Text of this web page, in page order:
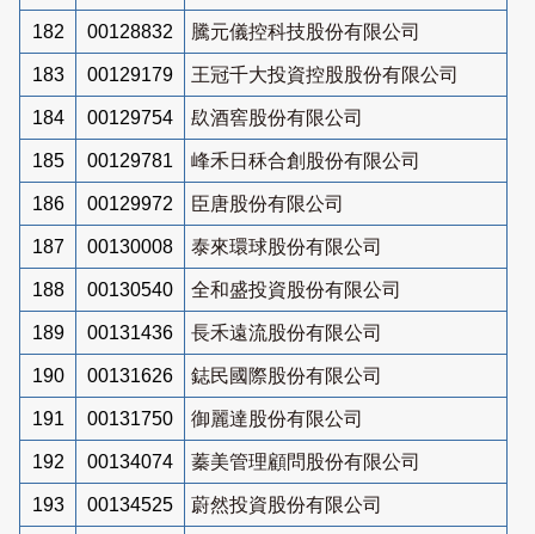
182 00128832 騰元儀控科技股份有限公司
183 00129179 王冠千大投資控股股份有限公司
184 00129754 镹酒窖股份有限公司
185 00129781 峰禾日秝合創股份有限公司
186 00129972 臣唐股份有限公司
187 00130008 泰來環球股份有限公司
188 00130540 全和盛投資股份有限公司
189 00131436 長禾遠流股份有限公司
190 00131626 鋕民國際股份有限公司
191 00131750 御麗達股份有限公司
192 00134074 蓁美管理顧問股份有限公司
193 00134525 蔚然投資股份有限公司